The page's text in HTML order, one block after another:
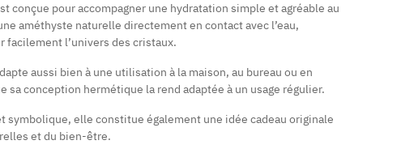
conçue pour accompagner une hydratation simple et agréable au
améthyste naturelle directement en contact avec l’eau,
facilement l’univers des cristaux.
aussi bien à une utilisation à la maison, au bureau ou en
sa conception hermétique la rend adaptée à un usage régulier.
symbolique, elle constitue également une idée cadeau originale
et du bien-être.